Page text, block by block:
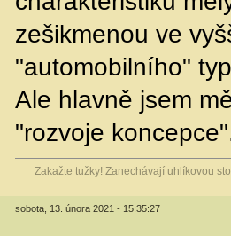
zešikmenou ve
"automobilního"
Ale hlavně jsem
"rozvoje
Zakažte tužky! Zanechávají uhlíkovou
sobota, 13. února 2021 - 15:35:27